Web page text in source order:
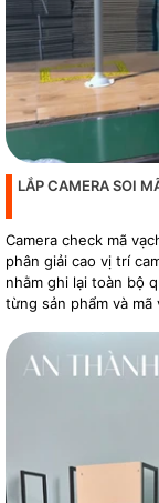
LẮP CAMERA SOI
Camera check mã
phân giải cao vị trí
nhằm ghi lại toàn bộ
từng sản phẩm và mã